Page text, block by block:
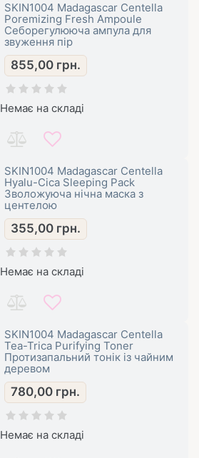
SKIN1004 Madagascar Centella
Poremizing Fresh Ampoule
Себорегулююча ампула для
звуження пір
855,00 грн.
Немає на складі
SKIN1004 Madagascar Centella
Hyalu-Cica Sleeping Pack
Зволожуюча нічна маска з
центелою
355,00 грн.
Немає на складі
SKIN1004 Madagascar Centella
Tea-Trica Purifying Toner
Протизапальний тонік із чайним
деревом
780,00 грн.
Немає на складі